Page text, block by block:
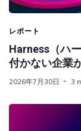
レポート
Harness（ハ
付かない企業
2026年7月30日 3